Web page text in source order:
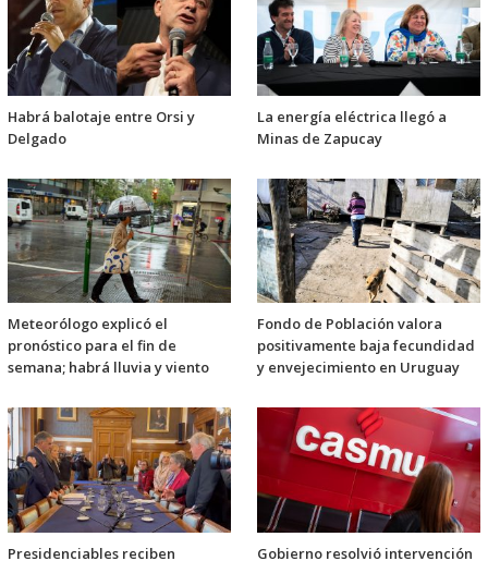
Habrá balotaje entre Orsi y
Delgado
La energía eléctrica llegó a
Minas de Zapucay
Meteorólogo explicó el
pronóstico para el fin de
semana; habrá lluvia y viento
Fondo de Población valora
positivamente baja fecundidad
y envejecimiento en Uruguay
Presidenciables reciben Gobierno resolvió intervención